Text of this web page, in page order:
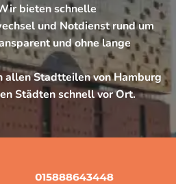
bieten schnelle
und Notdienst rund um
und ohne lange
allen Stadtteilen von Hamburg
Städten schnell vor Ort.